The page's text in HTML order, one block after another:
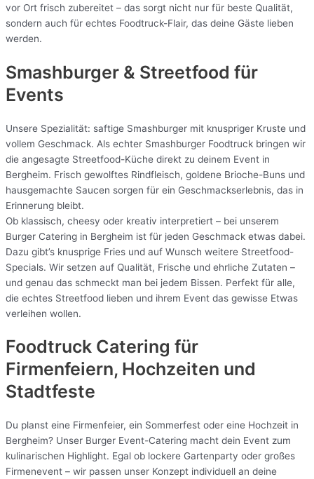
vor Ort frisch zubereitet – das sorgt nicht nur für beste Qualität,
sondern auch für echtes Foodtruck-Flair, das deine Gäste lieben
werden.
Smashburger & Streetfood für
Events
Unsere Spezialität: saftige Smashburger mit knuspriger Kruste und
vollem Geschmack. Als echter Smashburger Foodtruck bringen wir
die angesagte Streetfood-Küche direkt zu deinem Event in
Bergheim. Frisch gewolftes Rindfleisch, goldene Brioche-Buns und
hausgemachte Saucen sorgen für ein Geschmackserlebnis, das in
Erinnerung bleibt.
Ob klassisch, cheesy oder kreativ interpretiert – bei unserem
Burger Catering in Bergheim ist für jeden Geschmack etwas dabei.
Dazu gibt’s knusprige Fries und auf Wunsch weitere Streetfood-
Specials. Wir setzen auf Qualität, Frische und ehrliche Zutaten –
und genau das schmeckt man bei jedem Bissen. Perfekt für alle,
die echtes Streetfood lieben und ihrem Event das gewisse Etwas
verleihen wollen.
Foodtruck Catering für
Firmenfeiern, Hochzeiten und
Stadtfeste
Du planst eine Firmenfeier, ein Sommerfest oder eine Hochzeit in
Bergheim? Unser Burger Event-Catering macht dein Event zum
kulinarischen Highlight. Egal ob lockere Gartenparty oder großes
Firmenevent – wir passen unser Konzept individuell an deine